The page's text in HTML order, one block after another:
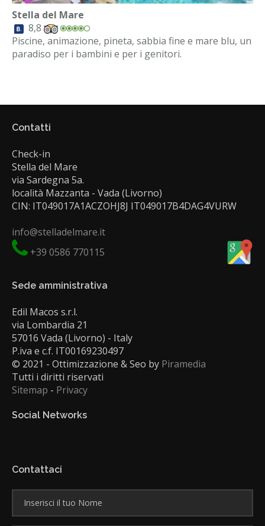
Stella del Mare
8,8
Piscine, animazione, pineta, sabbia fine e mare blu, un
paradiso per i bambini e per i genitori.
Contatti
Check-in
Stella del Mare
via Sardegna 5a.
località Mazzanta - Vada (Livorno)
CIN: IT049017A1ACZOHJ8J IT049017B4DAG4VURW
info@stelladelmare.it
+39 0586 770115
Sede amministrativa
Edil Macos s.r.l.
via Lombardia 21
57016 Vada (Livorno) - Italy
P.iva e c.f. IT00169230497
© 2021 - Ottimizzazione & Seo by Piramedia
Tutti i diritti riservati
Sitemap - Privacy
Social Networks
Contattaci